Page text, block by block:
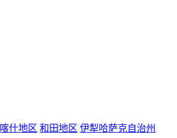
喀什地区 和田地区 伊犁哈萨克自治州